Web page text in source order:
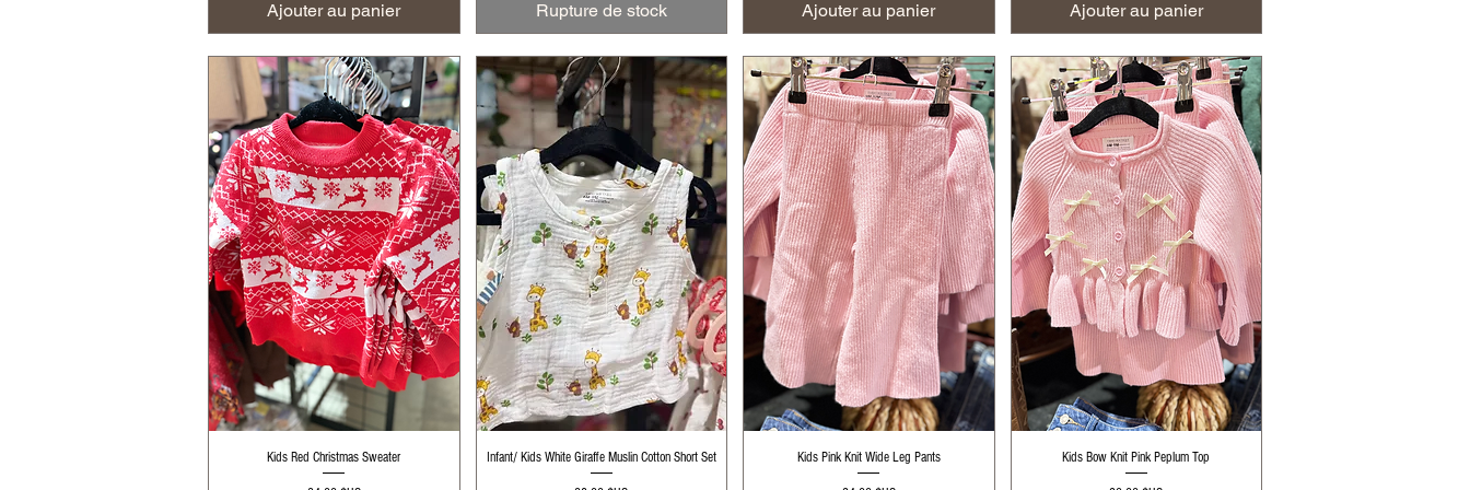
Ajouter au panier Rupture de stock Ajouter au panier Ajouter au panier
Aperçu rapide
Kids Red Christmas Sweater Aperçu rapide
Infant/ Kids White Giraffe Muslin Cotton Short Set Aperçu rapide
Kids Pink Knit Wide Leg Pants Aperçu rapide
Kids Bow Knit Pink Peplum Top